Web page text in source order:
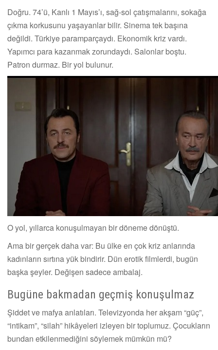
Doğru. 74’ü, Kanlı 1 Mayıs’ı, sağ-sol çatışmalarını, sokağa
çıkma korkusunu yaşayanlar bilir. Sinema tek başına
değildi. Türkiye paramparçaydı. Ekonomik kriz vardı.
Yapımcı para kazanmak zorundaydı. Salonlar boştu.
Patron durmaz. Bir yol bulunur.
O yol, yıllarca konuşulmayan bir döneme dönüştü.
Ama bir gerçek daha var: Bu ülke en çok kriz anlarında
kadınların sırtına yük bindirir. Dün erotik filmlerdi, bugün
başka şeyler. Değişen sadece ambalaj.
Bugüne bakmadan geçmiş konuşulmaz
Şiddet ve mafya anlatıları. Televizyonda her akşam “güç”,
“intikam”, “silah” hikâyeleri izleyen bir toplumuz. Çocukların
bundan etkilenmediğini söylemek mümkün mü?